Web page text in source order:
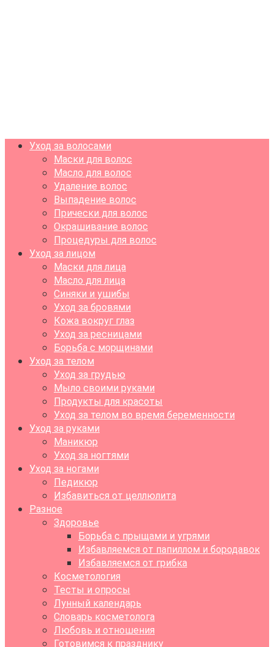
Уход за волосами
Маски для волос
Масло для волос
Удаление волос
Выпадение волос
Прически для волос
Окрашивание волос
Процедуры для волос
Уход за лицом
Маски для лица
Масло для лица
Синяки и ушибы
Уход за бровями
Кожа вокруг глаз
Уход за ресницами
Борьба с морщинами
Уход за телом
Уход за грудью
Мыло своими руками
Продукты для красоты
Уход за телом во время беременности
Уход за руками
Маникюр
Уход за ногтями
Уход за ногами
Педикюр
Избавиться от целлюлита
Разное
Здоровье
Борьба с прыщами и угрями
Избавляемся от папиллом и бородавок
Избавляемся от грибка
Косметология
Тесты и опросы
Лунный календарь
Словарь косметолога
Любовь и отношения
Готовимся к празднику